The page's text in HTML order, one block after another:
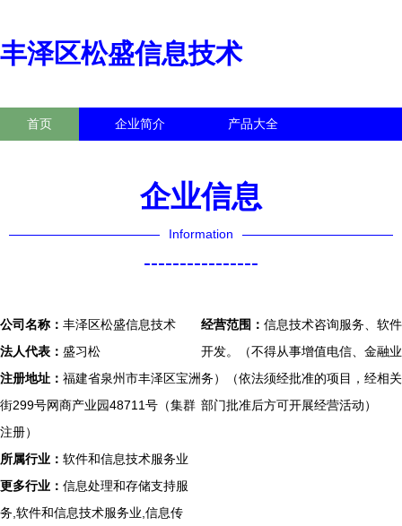
丰泽区松盛信息技术
首页 企业简介 产品大全
企业信息
Information
----------------
公司名称： 丰泽区松盛信息技术
法人代表： 盛习松
注册地址： 福建省泉州市丰泽区宝洲
街299号网商产业园48711号（集群
注册）
所属行业： 软件和信息技术服务业
更多行业： 信息处理和存储支持服
务,软件和信息技术服务业,信息传
经营范围： 信息技术咨询服务、软件
开发。（不得从事增值电信、金融业
务）（依法须经批准的项目，经相关
部门批准后方可开展经营活动）